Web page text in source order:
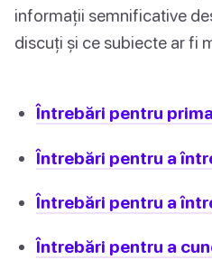
informații semnificative
discuți și ce subiecte ar fi
Întrebări pentru
Întrebări pentru a
Întrebări pentru a
Întrebări pentru a